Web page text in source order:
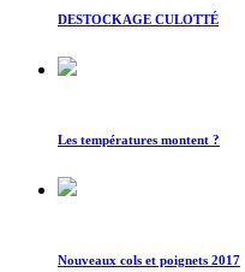
DESTOCKAGE CULOTTÉ
Les températures montent ?
Nouveaux cols et poignets 2017